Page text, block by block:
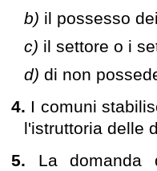
b) il possesso
c) il settore o i
d) di non
4. I comuni
l'istruttoria delle
5. La domanda